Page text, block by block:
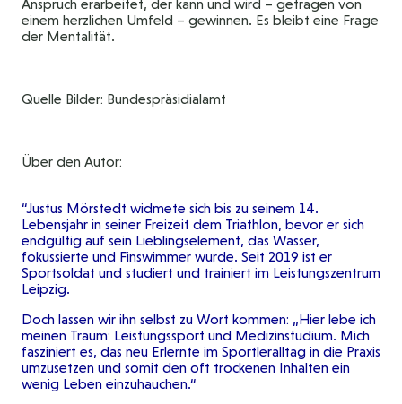
Anspruch erarbeitet, der kann und wird – getragen von
einem herzlichen Umfeld – gewinnen. Es bleibt eine Frage
der Mentalität.
Quelle Bilder: Bundespräsidialamt
Über den Autor:
“Justus Mörstedt widmete sich bis zu seinem 14.
Lebensjahr in seiner Freizeit dem Triathlon, bevor er sich
endgültig auf sein Lieblingselement, das Wasser,
fokussierte und Finswimmer wurde. Seit 2019 ist er
Sportsoldat und studiert und trainiert im Leistungszentrum
Leipzig.
Doch lassen wir ihn selbst zu Wort kommen: „Hier lebe ich
meinen Traum: Leistungssport und Medizinstudium. Mich
fasziniert es, das neu Erlernte im Sportleralltag in die Praxis
umzusetzen und somit den oft trockenen Inhalten ein
wenig Leben einzuhauchen.“